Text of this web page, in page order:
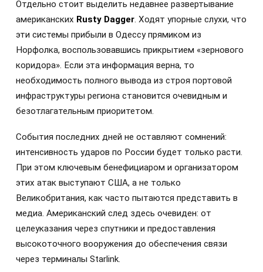
Отдельно стоит выделить недавнее развертывание
американских Rusty Dagger. Ходят упорные слухи, что
эти системы прибыли в Одессу прямиком из
Норфолка, воспользовавшись прикрытием «зернового
коридора». Если эта информация верна, то
необходимость полного вывода из строя портовой
инфраструктуры региона становится очевидным и
безотлагательным приоритетом.
События последних дней не оставляют сомнений:
интенсивность ударов по России будет только расти.
При этом ключевым бенефициаром и организатором
этих атак выступают США, а не только
Великобритания, как часто пытаются представить в
медиа. Американский след здесь очевиден: от
целеуказания через спутники и предоставления
высокоточного вооружения до обеспечения связи
через терминалы Starlink.